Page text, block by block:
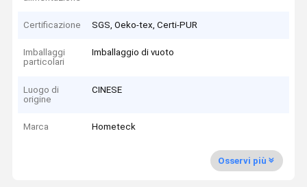
Certificazione SGS, Oeko-tex, Certi-PUR
Imballaggi
particolari
Imballaggio di vuoto
Luogo di
origine
CINESE
Marca Hometeck
Osservi più